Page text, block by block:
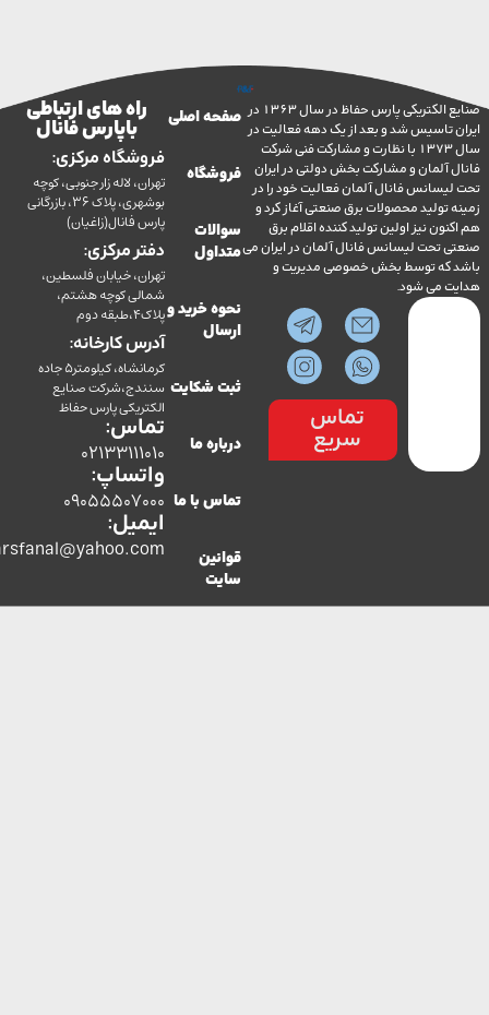
صنایع الکتریکی پارس حفاظ در سال 1363 در
شد و بعد از یک دهه فعالیت در
سال 1373 با نظارت و مشارکت فنی شرکت
و مشارکت بخش دولتی در ایران
فانال آلمان فعالیت خود را در
محصولات برق صنعتی آغاز کرد و
نیز اولین تولید کننده اقلام برق
لیسانس فانال آلمان در ایران می
توسط بخش خصوصی مدیریت و
می شود.
تماس
سریع
صفحه اصلی
فروشگاه
سوالات
متداول
نحوه خرید و
ثبت شکایت
درباره ما
تماس با ما
قوانین
راه های ارتباطی
با پارس فانال
فروشگاه مرکزی:
تهران، لاله زار جنوبی، کوچه
بوشهری، پلاک 36، بازرگانی
پارس فانال(زاغیان)
دفتر مرکزی:
تهران، خیابان فلسطین،
شمالی کوچه هشتم،
پلاک4،طبقه دوم
آدرس کارخانه:
کرمانشاه، کیلومتر5 جاده
سنندج،شرکت صنایع
الکتریکی پارس حفاظ
تماس:
02133111010
واتساپ:
09055507000
ایمیل:
co.parsfanal@yahoo.com